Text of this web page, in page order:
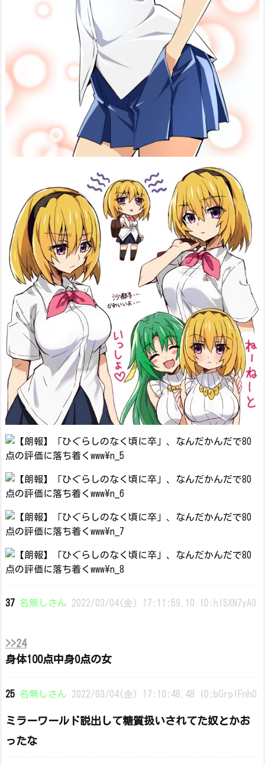
37 名無しさん 2022/03/04(金) 17:11:59.10 ID:hlSXN7yA0
>>24
身体100点中身0点の女
25 名無しさん 2022/03/04(金) 17:10:48.48 ID:bGrpIFnh0
ミラーワールド説出して糖質扱いされてた奴とかお
ったな